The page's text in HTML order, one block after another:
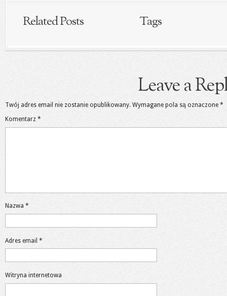
Related Posts Tags
Leave a
Twój adres email nie zostanie opublikowany. Wymagane pola są oznaczone *
Komentarz *
Nazwa *
Adres email *
Witryna internetowa